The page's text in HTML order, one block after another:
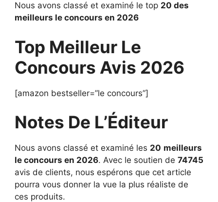
Nous avons classé et examiné le top 20 des
meilleurs le concours en 2026
Top Meilleur Le
Concours Avis 2026
[amazon bestseller=”le concours”]
Notes De L’Éditeur
Nous avons classé et examiné les 20 meilleurs
le concours en 2026. Avec le soutien de 74745
avis de clients, nous espérons que cet article
pourra vous donner la vue la plus réaliste de
ces produits.